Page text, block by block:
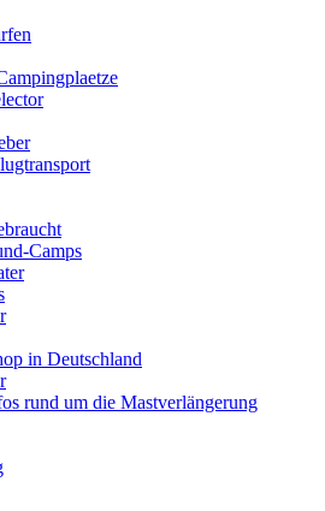
Camps
in Deutschland
rund um die Mastverlängerung